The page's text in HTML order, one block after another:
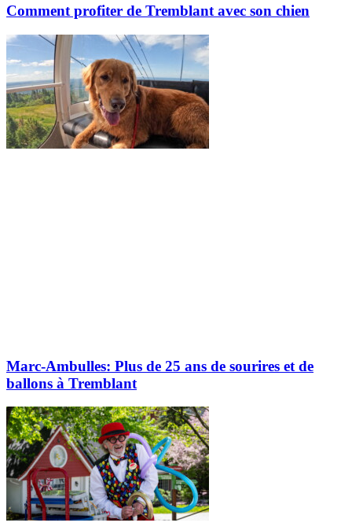
Comment profiter de Tremblant avec son chien
Marc-Ambulles: Plus de 25 ans de sourires et de
ballons à Tremblant